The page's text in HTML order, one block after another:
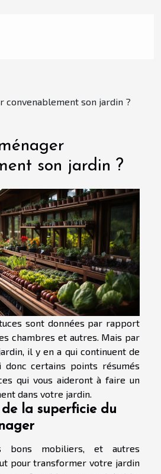
convenablement son jardin ?
son jardin ?
sont données par rapport
chambres et autres. Mais par
il y en a qui continuent de
donc certains points résumés
qui vous aideront à faire un
dans votre jardin.
la superficie du
bons mobiliers, et autres
pour transformer votre jardin